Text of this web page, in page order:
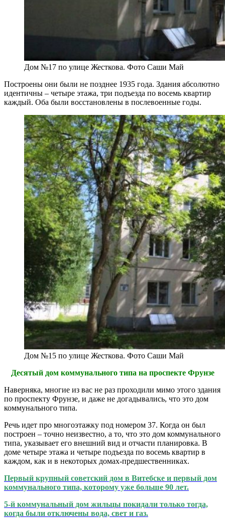
Дом №17 по улице Жесткова. Фото Саши Май
Построены они были не позднее 1935 года. Здания абсолютно
идентичны – четыре этажа, три подъезда по восемь квартир
каждый. Оба были восстановлены в послевоенные годы.
Дом №15 по улице Жесткова. Фото Саши Май
Десятый дом коммунального типа на проспекте Фрунзе
Наверняка, многие из вас не раз проходили мимо этого здания
по проспекту Фрунзе, и даже не догадывались, что это дом
коммунального типа.
Речь идет про многоэтажку под номером 37. Когда он был
построен – точно неизвестно, а то, что это дом коммунального
типа, указывает его внешний вид и отчасти планировка. В
доме четыре этажа и четыре подъезда по восемь квартир в
каждом, как и в некоторых домах-предшественниках.
Первый крупный советский дом в Витебске и первый дом
коммунального типа, которому уже больше 90 лет.
5-й коммунальный дом жильцы покидали только тогда,
когда были отключены вода, свет и газ.